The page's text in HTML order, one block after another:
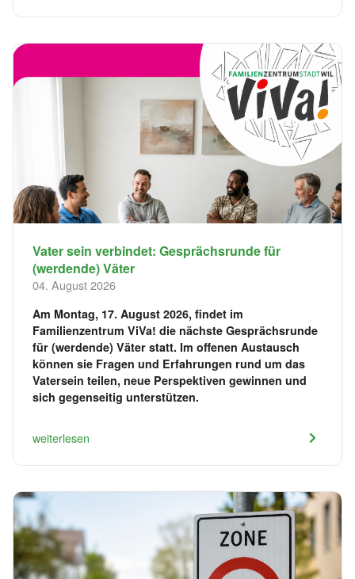
Vater sein verbindet: Gesprächsrunde für
(werdende) Väter
04. August 2026
Am Montag, 17. August 2026, findet im
Familienzentrum ViVa! die nächste Gesprächsrunde
für (werdende) Väter statt. Im offenen Austausch
können sie Fragen und Erfahrungen rund um das
Vatersein teilen, neue Perspektiven gewinnen und
sich gegenseitig unterstützen.
weiterlesen